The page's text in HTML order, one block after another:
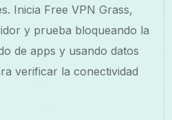
Inicia Free VPN Grass,
y prueba bloqueando la
de apps y usando datos
verificar la conectividad